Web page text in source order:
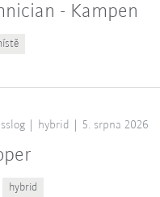
- Kampen
hybrid 5. srpna 2026
hybrid